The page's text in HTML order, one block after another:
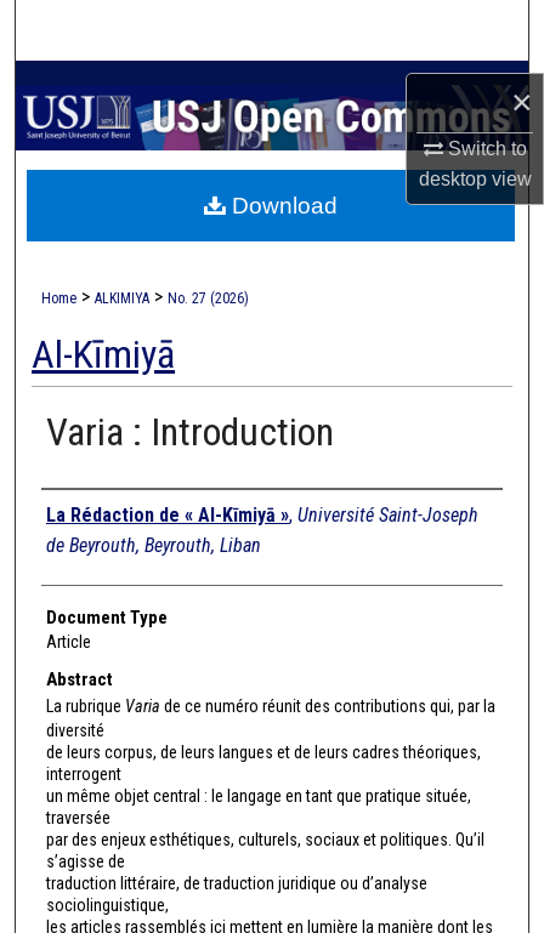
×
Switch to
desktopview
My Account
About
Home > ALKIMIYA > No. 27 (2026)
Al-Kīmiyā
Varia : Introduction
Authors
La Rédaction de « Al-Kīmiyā », Université Saint-Joseph
de Beyrouth, Beyrouth, Liban
Document Type
Article
Abstract
La rubrique Varia de ce numéro réunit des contributions qui, par la
diversité
de leurs corpus, de leurs langues et de leurs cadres théoriques,
interrogent
un même objet central : le langage en tant que pratique située,
traversée
par des enjeux esthétiques, culturels, sociaux et politiques. Qu’il
s’agisse de
traduction littéraire, de traduction juridique ou d’analyse
sociolinguistique,
les articles rassemblés ici mettent en lumière la manière dont les
Download